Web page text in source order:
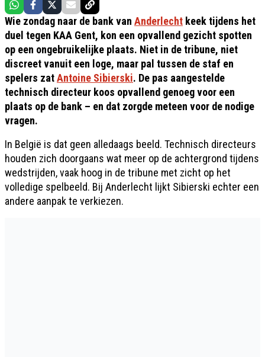
Wie zondag naar de bank van Anderlecht keek tijdens het
duel tegen KAA Gent, kon een opvallend gezicht spotten
op een ongebruikelijke plaats. Niet in de tribune, niet
discreet vanuit een loge, maar pal tussen de staf en
spelers zatAntoine Sibierski. De pas aangestelde
technisch directeur koos opvallend genoeg voor een
plaats op de bank – en dat zorgde meteen voor de nodige
vragen.
In België is dat geen alledaags beeld. Technisch directeurs
houden zich doorgaans wat meer op de achtergrond tijdens
wedstrijden, vaak hoog in de tribune met zicht op het
volledige spelbeeld. Bij Anderlecht lijkt Sibierski echter een
andere aanpak te verkiezen.